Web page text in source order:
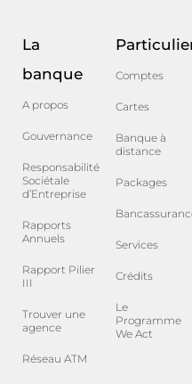
La
banque
A propos
Gouvernance
Responsabilité
Sociétale
d’Entreprise
Rapports
Annuels
Rapport Pilier
III
Trouver une
agence
Réseau ATM
Comptes
Cartes
Banque à
distance
Packages
Services
Crédits
Le
Programme
We Act